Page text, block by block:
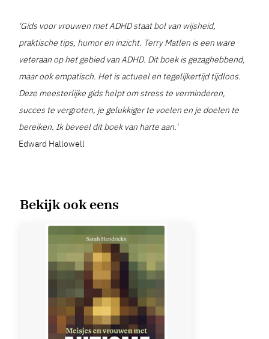
'Gids voor vrouwen met ADHD staat bol van wijsheid,
praktische tips, humor en inzicht. Terry Matlen is een ware
veteraan op het gebied van ADHD. Dit boek is gezaghebbend,
maar ook empatisch. Het is actueel en tegelijkertijd tijdloos.
Deze meesterlijke gids helpt om stress te verminderen,
succes te vergroten, je gelukkiger te voelen en je doelen te
bereiken. Ik beveel dit boek van harte aan.'
Edward Hallowell
Bekijk ook eens